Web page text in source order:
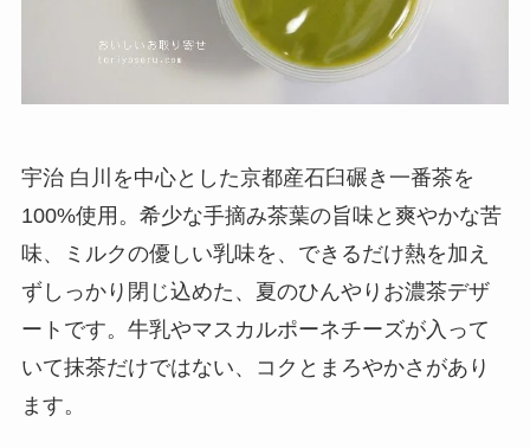
宇治 白川を中心とした京都産石臼碾き一番茶を
100%使用。希少な手摘み茶葉の旨味と爽やかな苦
味、ミルクの優しい乳味を、できるだけ熱を加え
ずしっかり閉じ込めた、夏のひんやりお濃茶デザ
ートです。牛乳やマスカルポーネチーズが入って
いて抹茶だけではない、コクとまろやかさがあり
ます。